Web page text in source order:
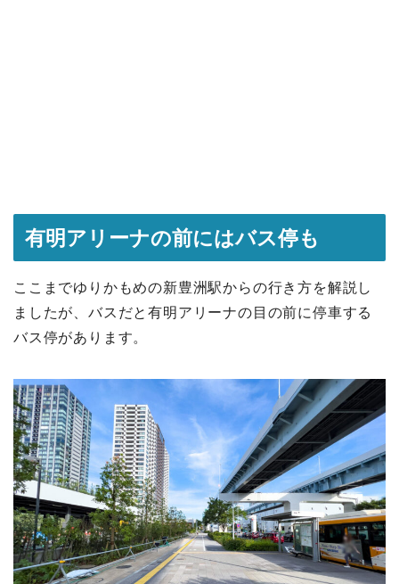
有明アリーナの前にはバス停も
ここまでゆりかもめの新豊洲駅からの行き方を解説し
ましたが、バスだと有明アリーナの目の前に停車する
バス停があります。